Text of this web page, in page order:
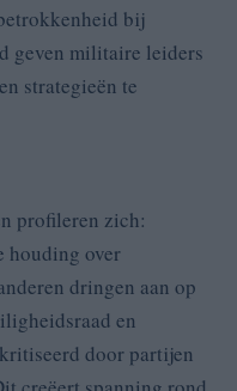
bij
geven militaire leiders
strategieën te
profileren zich:
houding over
dringen aan op
en
door partijen